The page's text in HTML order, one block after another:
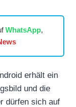
WhatsApp,
erhält ein
und die
dürfen sich auf